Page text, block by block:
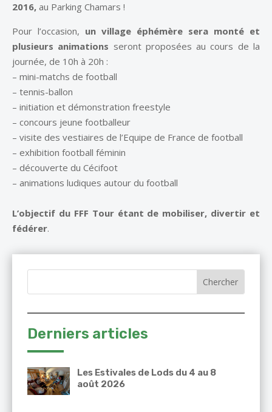
2016, au Parking Chamars !
Pour l’occasion, un village éphémère sera monté et
plusieurs animations seront proposées au cours de la
journée, de 10h à 20h :
– mini-matchs de football
– tennis-ballon
– initiation et démonstration freestyle
– concours jeune footballeur
– visite des vestiaires de l’Equipe de France de football
– exhibition football féminin
– découverte du Cécifoot
– animations ludiques autour du football
L’objectif du FFF Tour étant de mobiliser, divertir et
fédérer.
Derniers articles
Les Estivales de Lods du 4 au 8
août 2026